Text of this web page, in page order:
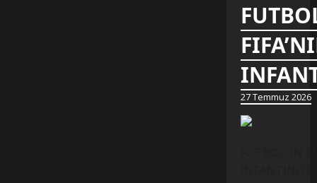
27 Temmuz 2026